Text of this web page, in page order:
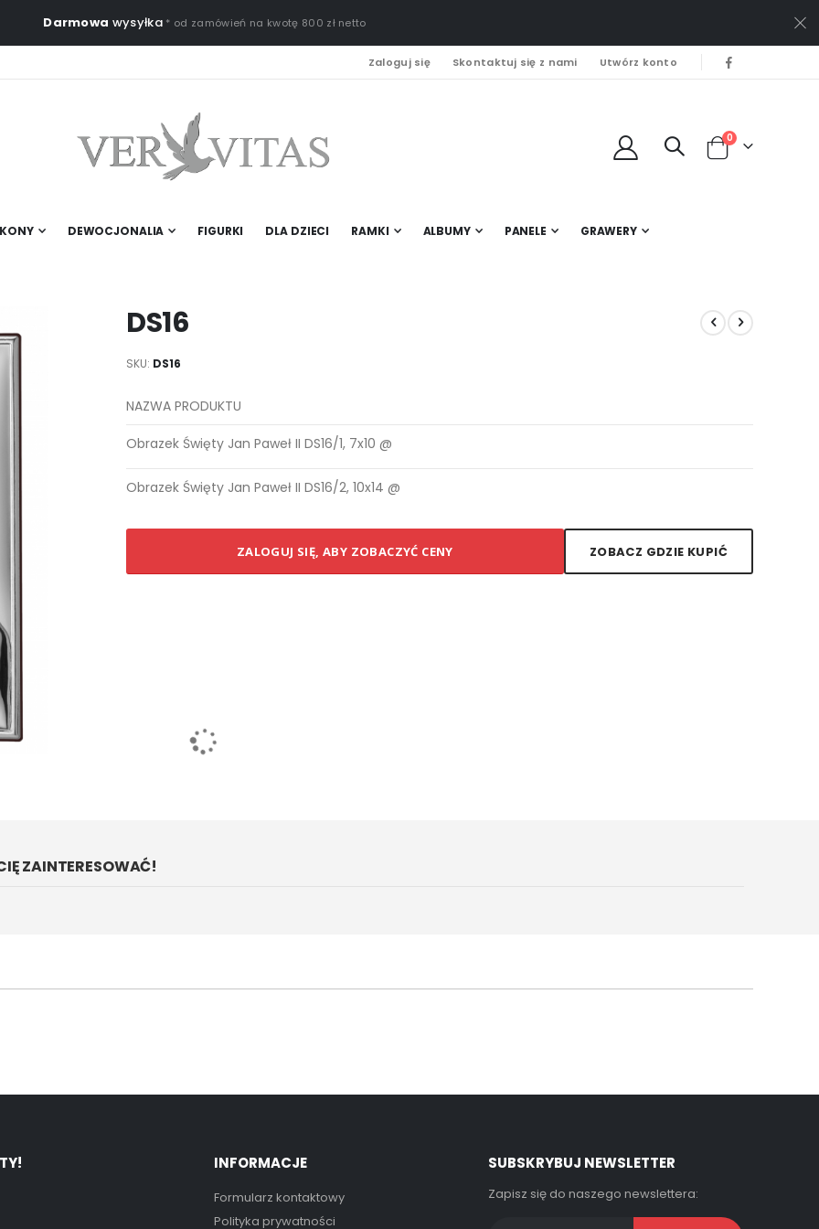
Darmowa wysyłka * od zamówień na kwotę 800 zł netto
Zaloguj się Skontaktuj się z nami Utwórz konto
Cart
0
DEWOCJONALIA FIGURKI DLA DZIECI RAMKI ALBUMY PANELE GRAWERY
DS16
SKU DS16
Elementy
grupowanych
NAZWA PRODUKTU
Obrazek Święty Jan Paweł II DS16/1, 7x10 @
Obrazek Święty Jan Paweł II DS16/2, 10x14 @
ZALOGUJ SIĘ, ABY ZOBACZYĆ CENY ZOBACZ GDZIE KUPIĆ
ZAINTERESOWAĆ!
INFORMACJE
Formularz kontaktowy
Polityka prywatności
SUBSKRYBUJ NEWSLETTER
Zapisz się do naszego newslettera: